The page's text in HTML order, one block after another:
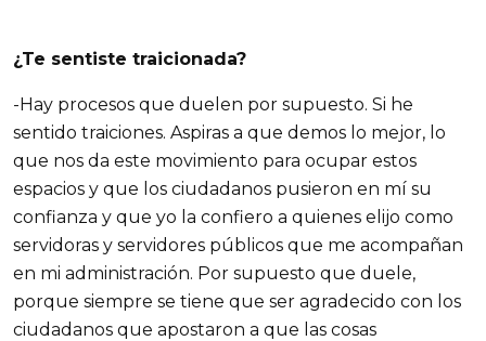
¿Te sentiste traicionada?
-Hay procesos que duelen por supuesto. Si he
sentido traiciones. Aspiras a que demos lo mejor, lo
que nos da este movimiento para ocupar estos
espacios y que los ciudadanos pusieron en mí su
confianza y que yo la confiero a quienes elijo como
servidoras y servidores públicos que me acompañan
en mi administración. Por supuesto que duele,
porque siempre se tiene que ser agradecido con los
ciudadanos que apostaron a que las cosas